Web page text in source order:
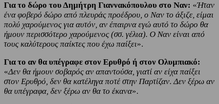
Για το δώρο του Δημήτρη Γιαννακόπουλου στο Ναν: «Ήταν
ένα φοβερό δώρο από πλευράς προέδρου, ο Ναν το άξιζε, είμαι
πολύ χαρούμενος για αυτόν, αν έπαιρνα εγώ αυτό το δώρο θα
ήμουν περισσότερο χαρούμενος (σσ. γέλια). Ο Ναν είναι από
τους καλύτερους παίκτες που έχω παίξει».
Για το αν θα υπέγραφε στον Ερυθρό ή στον Ολυμπιακό:
«Δεν θα ήμουν σοβαρός αν απαντούσα, γιατί αν είχα παίξει
στον Ερυθρό, δεν θα κατέληγα ποτέ στην Παρτίζαν. Δεν ξέρω αν
θα υπέγραφα, δεν ξέρω αν θα το έκανα».